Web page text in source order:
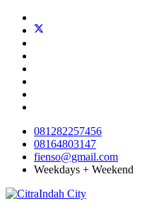
081282257456
08164803147
fienso@gmail.com
Weekdays + Weekend